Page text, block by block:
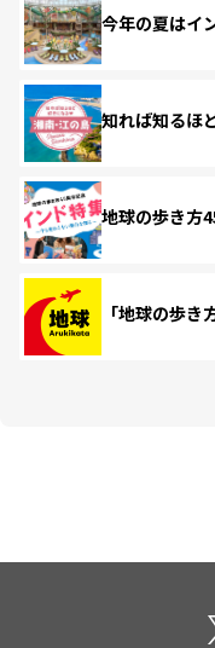
今年の夏はイ
知れば知るほ
地球の歩き方
「地球の歩